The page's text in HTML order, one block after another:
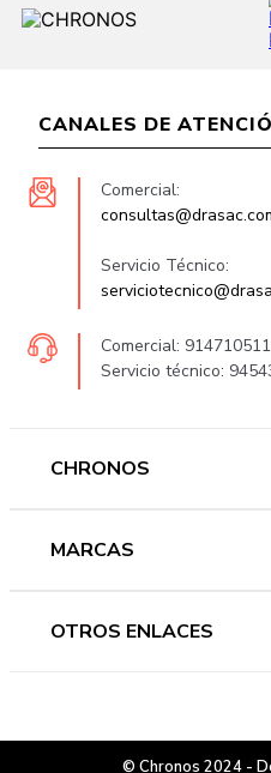
CANALES DE
Comercial:
Servicio Técnico:
Comercial: 914710511
Servicio técnico:
CHRONOS
Hombre
Ofertas
Contáctanos
MARCAS
Versace
OTROS ENLACES
© Chronos 2024 -